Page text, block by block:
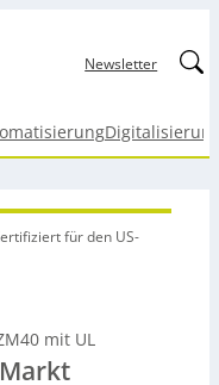
Newsletter
für den US-
mit UL